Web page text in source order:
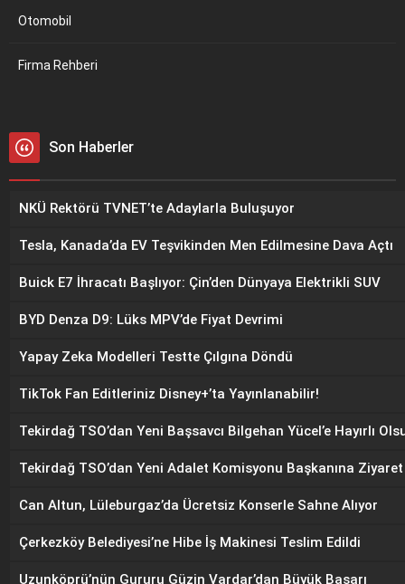
Otomobil
Firma Rehberi
Son Haberler
NKÜ Rektörü TVNET’te Adaylarla Buluşuyor
Tesla, Kanada’da EV Teşvikinden Men Edilmesine Dava Açtı
Buick E7 İhracatı Başlıyor: Çin’den Dünyaya Elektrikli SUV
BYD Denza D9: Lüks MPV’de Fiyat Devrimi
Yapay Zeka Modelleri Testte Çılgına Döndü
TikTok Fan Editleriniz Disney+’ta Yayınlanabilir!
Tekirdağ TSO’dan Yeni Başsavcı Bilgehan Yücel’e Hayırlı
Tekirdağ TSO’dan Yeni Adalet Komisyonu Başkanına Ziyaret
Can Altun, Lüleburgaz’da Ücretsiz Konserle Sahne Alıyor
Çerkezköy Belediyesi’ne Hibe İş Makinesi Teslim Edildi
Uzunköprü’nün Gururu Güzin Vardar’dan Büyük Başarı